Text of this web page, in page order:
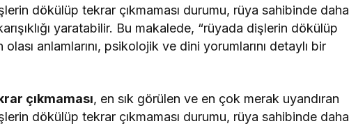
dökülüp tekrar çıkmaması durumu, rüya sahibinde daha
yaratabilir. Bu makalede, “rüyada dişlerin dökülüp
anlamlarını, psikolojik ve dini yorumlarını detaylı bir
çıkmaması, en sık görülen ve en çok merak uyandıran
dökülüp tekrar çıkmaması durumu, rüya sahibinde daha